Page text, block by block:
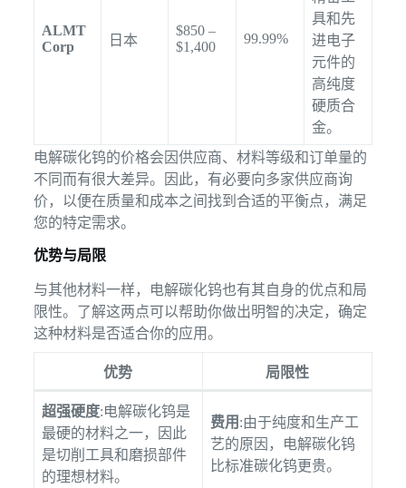
ALMT
Corp
日本
$850 –
$1,400
99.99%
具和先
进电子
元件的
高纯度
硬质合
金。
电解碳化钨的价格会因供应商、材料等级和订单量的
不同而有很大差异。因此，有必要向多家供应商询
价，以便在质量和成本之间找到合适的平衡点，满足
您的特定需求。
优势与局限
与其他材料一样，电解碳化钨也有其自身的优点和局
限性。了解这两点可以帮助你做出明智的决定，确定
这种材料是否适合你的应用。
优势 局限性
超强硬度:电解碳化钨是
最硬的材料之一，因此
是切削工具和磨损部件
的理想材料。
费用 :由于纯度和生产工
艺的原因，电解碳化钨
比标准碳化钨更贵。